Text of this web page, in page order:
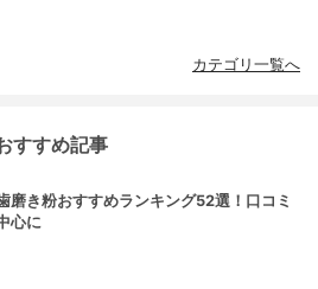
カテゴリ一覧へ
すすめ記事
磨き粉おすすめランキング52選！口コミ
心に